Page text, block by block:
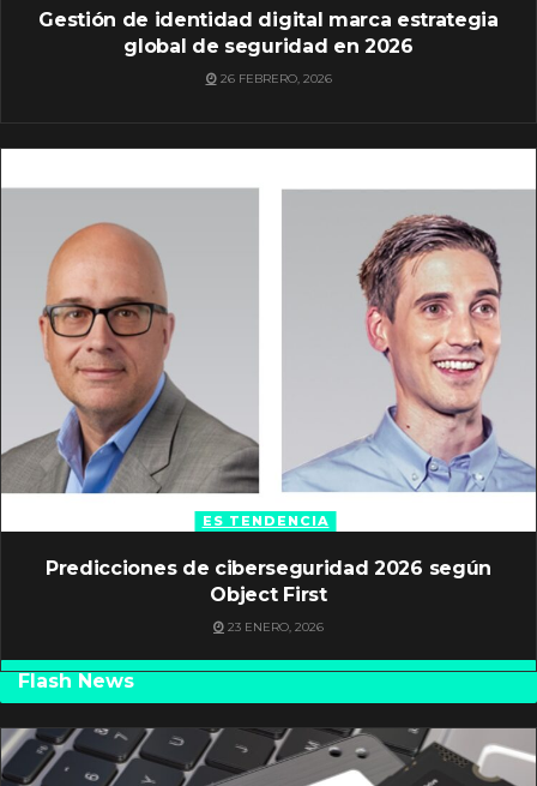
Gestión de identidad digital marca estrategia
global de seguridad en 2026
26 FEBRERO, 2026
ES TENDENCIA
Predicciones de ciberseguridad 2026 según
Object First
23 ENERO, 2026
Flash News